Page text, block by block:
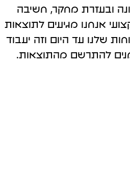
ובעזרת מחקר, חשיבה
אנחנו מגיעים לתוצאות
שלנו עד היום וזה יעבוד
להתרשם מהתוצאות.